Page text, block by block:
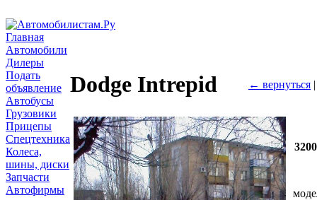
Главная
Автомобили
Дилеры
Подать
объявление
Автобусы
Грузовики
Прицепы
Спецтехника
Колеса,
шины, диски
Запчасти
Автофирмы
Dodge Intrepid ← вернуться